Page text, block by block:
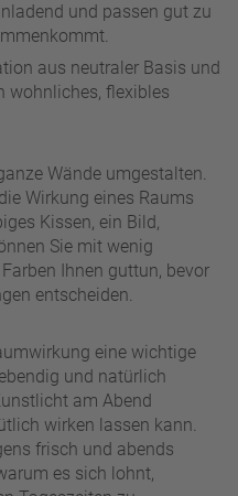
und passen gut zu
aus neutraler Basis und
wohnliches, flexibles
Wände umgestalten.
Wirkung eines Raums
Kissen, ein Bild,
Sie mit wenig
Ihnen guttun, bevor
entscheiden.
eine wichtige
und natürlich
am Abend
wirken lassen kann.
frisch und abends
es sich lohnt,